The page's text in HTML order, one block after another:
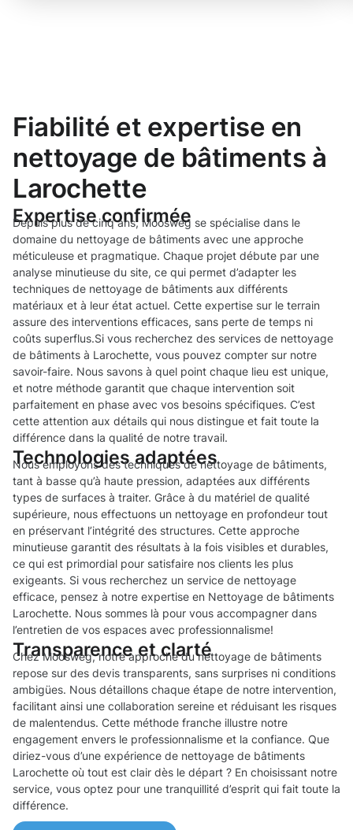
Fiabilité et expertise en
nettoyage de bâtiments à
Larochette
Expertise confirmée
Depuis plus de cinq ans, Moosweg se spécialise dans le
domaine du nettoyage de bâtiments avec une approche
méticuleuse et pragmatique. Chaque projet débute par une
analyse minutieuse du site, ce qui permet d’adapter les
techniques de nettoyage de bâtiments aux différents
matériaux et à leur état actuel. Cette expertise sur le terrain
assure des interventions efficaces, sans perte de temps ni
coûts superflus.Si vous recherchez des services de nettoyage
de bâtiments à Larochette, vous pouvez compter sur notre
savoir-faire. Nous savons à quel point chaque lieu est unique,
et notre méthode garantit que chaque intervention soit
parfaitement en phase avec vos besoins spécifiques. C’est
cette attention aux détails qui nous distingue et fait toute la
différence dans la qualité de notre travail.
Technologies adaptées
Nous employons des techniques de nettoyage de bâtiments,
tant à basse qu’à haute pression, adaptées aux différents
types de surfaces à traiter. Grâce à du matériel de qualité
supérieure, nous effectuons un nettoyage en profondeur tout
en préservant l’intégrité des structures. Cette approche
minutieuse garantit des résultats à la fois visibles et durables,
ce qui est primordial pour satisfaire nos clients les plus
exigeants. Si vous recherchez un service de nettoyage
efficace, pensez à notre expertise en Nettoyage de bâtiments
Larochette. Nous sommes là pour vous accompagner dans
l’entretien de vos espaces avec professionnalisme!
Transparence et clarté
Chez Moosweg, notre approche du nettoyage de bâtiments
repose sur des devis transparents, sans surprises ni conditions
ambigües. Nous détaillons chaque étape de notre intervention,
facilitant ainsi une collaboration sereine et réduisant les risques
de malentendus. Cette méthode franche illustre notre
engagement envers le professionnalisme et la confiance. Que
diriez-vous d’une expérience de nettoyage de bâtiments
Larochette où tout est clair dès le départ ? En choisissant notre
service, vous optez pour une tranquillité d’esprit qui fait toute la
différence.